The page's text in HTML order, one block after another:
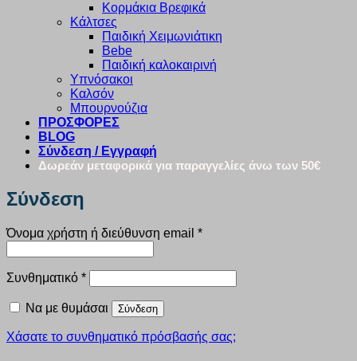
Κορμάκια Βρεφικά
Κάλτσες
Παιδική Χειμωνιάτικη
Bebe
Παιδική καλοκαιρινή
Υπνόσακοι
Καλσόν
Μπουρνούζια
ΠΡΟΣΦΟΡΕΣ
BLOG
Σύνδεση / Εγγραφή
Δωρεάν μεταφορικά για παραγγελίες άνω των 50€
Σύνδεση
Όνομα χρήστη ή διεύθυνση email *Απαιτείται
Συνθηματικό *Απαιτείται
Να με θυμάσαι Σύνδεση
Χάσατε το συνθηματικό πρόσβασής σας;